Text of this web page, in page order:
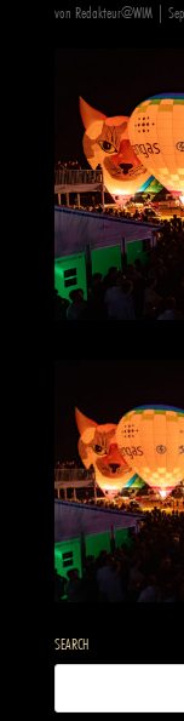
von Redakteur@WIM|
SEARCH